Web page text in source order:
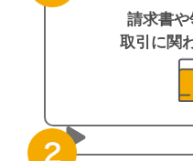
請求書
取引に関